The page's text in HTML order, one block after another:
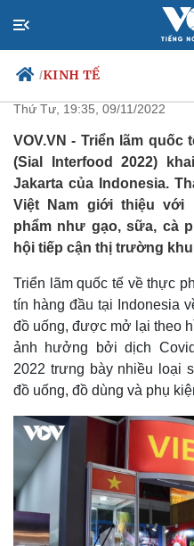
/KINH TẾ
Chính trị
Đảng
Tổ chức nhân sự
Quốc hội
Nhận diện sự thật
Việt Nam tìm
Triển lãm Sial
Thứ Tư, 19:35, 09/11/2022
VOV.VN - Triển lãm
(Sial Interfood 2022)
Jakarta của Indonesia.
Việt Nam giới thiệu với
phẩm như gạo, sữa, cà
hội tiếp cận thị trường
Triển lãm quốc tế về thực
tín hàng đầu tại Indonesia
đồ uống, được mở lại theo
ảnh hưởng bởi dịch
2022 trưng bày nhiều loại
đồ uống, đồ dùng và phụ